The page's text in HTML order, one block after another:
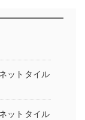
ットタイル
ットタイル